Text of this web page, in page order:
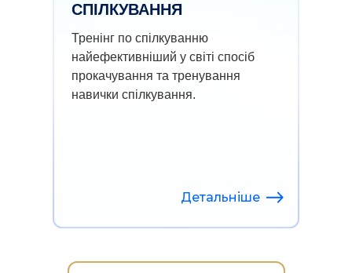
СПІЛКУВАННЯ
Тренінг по спілкуванню
найефективніший у світі спосіб
прокачування та тренування
навички спілкування.
Детальніше